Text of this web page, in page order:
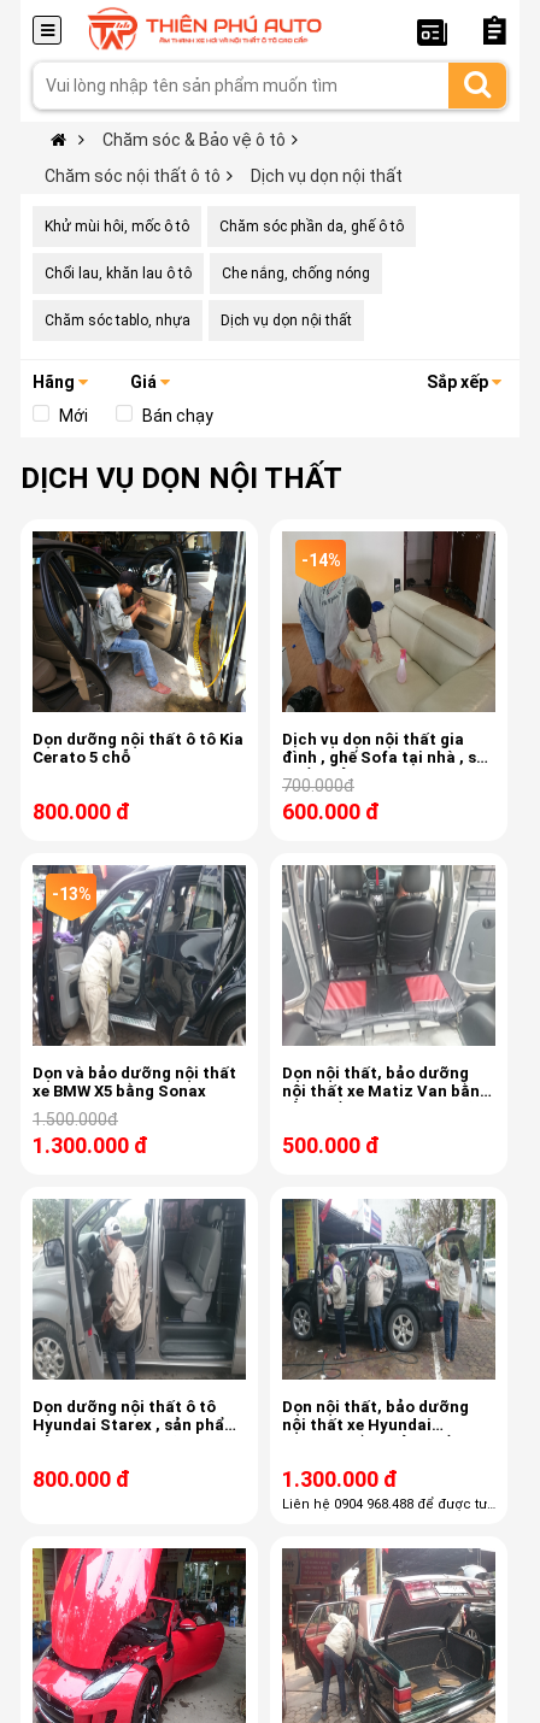
Chăm sóc & Bảo vệ ô tô
Chăm sóc nội thất ô tô
Dịch vụ dọn nội thất
Khử mùi hôi, mốc ô tô Chăm sóc phần da, ghế ô tô
Chổi lau, khăn lau ô tô Che nắng, chống nóng
Chăm sóc tablo, nhựa Dịch vụ dọn nội thất
Hãng Giá
Sắp xếp
Mới
Bán chạy
DỊCH VỤ DỌN NỘI THẤT
Dọn dưỡng nội thất ô tô Kia
Cerato 5 chỗ
800.000 đ
-14%
Dịch vụ dọn nội thất gia
đình , ghế Sofa tại nhà , sản
phẩm của Sonax Đức
700.000đ
600.000 đ
-13%
Dọn và bảo dưỡng nội thất
xe BMW X5 bằng Sonax
1.500.000đ
1.300.000 đ
Dọn nội thất, bảo dưỡng
nội thất xe Matiz Van bằng
Thien Phu Auto
500.000 đ
Dọn dưỡng nội thất ô tô
Hyundai Starex , sản phẩm
800.000 đ
Dọn nội thất, bảo dưỡng
nội thất xe Hyundai
1.300.000 đ
Liên hệ 0904 968.488 để được tư